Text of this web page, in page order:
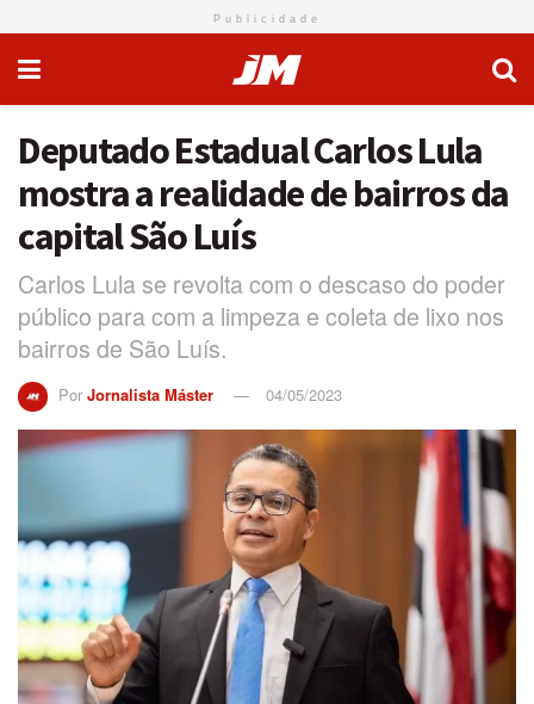
Publicidade
Deputado Estadual Carlos Lula
mostra a realidade de bairros da
capital São Luís
Carlos Lula se revolta com o descaso do poder
público para com a limpeza e coleta de lixo nos
bairros de São Luís.
Por Jornalista Máster 04/05/2023